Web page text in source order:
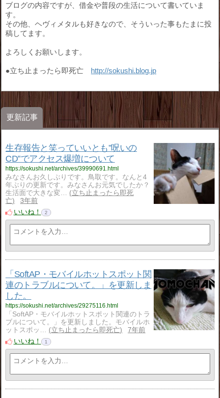
ブログの内容ですが、借金や普段の生活について書いていま
す。
その他、ヘヴィメタルも好きなので、そういった事もたまに投
稿してます。
よろしくお願いします。
●立ち止まったら即死亡 http://sokushi.blog.jp
更新記事
生存報告と笑っていいとも”呪いの
CD”でアクセス爆増について
https://sokushi.net/archives/39990691.html
みなさんお久しぶりです。鳥取です。なんと4
年ぶりの更新です。みなさんお元気でしたか？
生活面で大きな変…
立ち止まったら即死
亡
3年前
いいね！
2
「SoftAP・モバイルホットスポット関
連のトラブルについて。」を更新しま
した。
https://sokushi.net/archives/29275116.html
「SoftAP・モバイルホットスポット関連のトラ
ブルについて。」を更新しました。モバイルホ
ットスポッ…
立ち止まったら即死亡
7年前
いいね！
1